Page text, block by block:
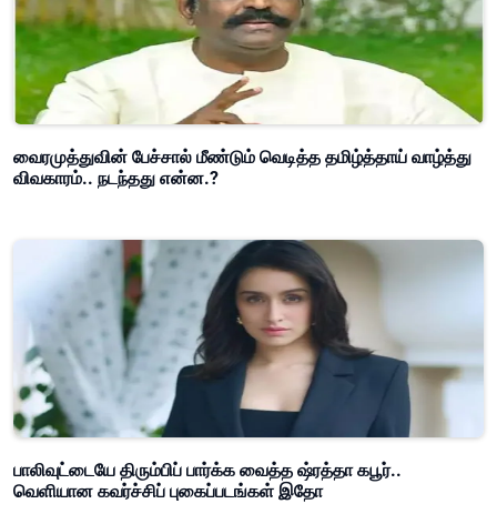
வைரமுத்துவின் பேச்சால் மீண்டும் வெடித்த தமிழ்த்தாய் வாழ்த்து
விவகாரம்.. நடந்தது என்ன.?
பாலிவுட்டையே திரும்பிப் பார்க்க வைத்த ஷ்ரத்தா கபூர்..
வெளியான கவர்ச்சிப் புகைப்படங்கள் இதோ